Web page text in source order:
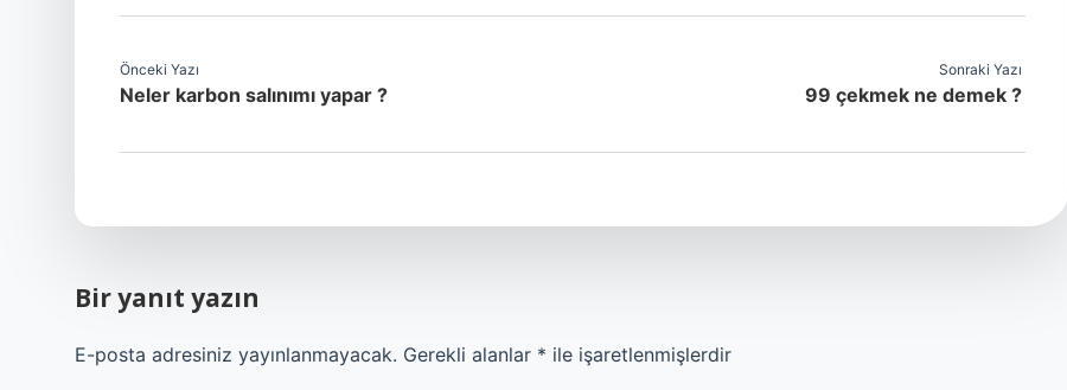
Önceki Yazı
Neler karbon salınımı yapar ?
Sonraki Yazı
99 çekmek ne demek ?
Bir yanıt yazın
E-posta adresiniz yayınlanmayacak. Gerekli alanlar * ile işaretlenmişlerdir